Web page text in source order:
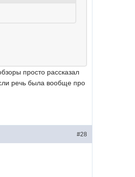
просто рассказал
речь была вообще про
#28